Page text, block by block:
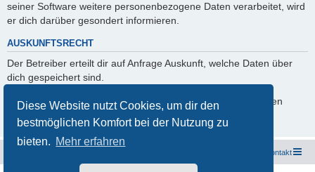
Diese Website nutzt Cookies, um dir den
bestmöglichen Komfort bei der Nutzung zu
bieten. Mehr erfahren
seiner Software weitere personenbezogene Daten verarbeitet, wird
er dich darüber gesondert informieren.
AUSKUNFTSRECHT
Der Betreiber erteilt dir auf Anfrage Auskunft, welche Daten über
dich gespeichert sind.
Du kannst jederzeit die Löschung bzw. Sperrung deiner Daten
verlangen. Kontaktiere hierzu bitte den Betreiber.
Kontakt